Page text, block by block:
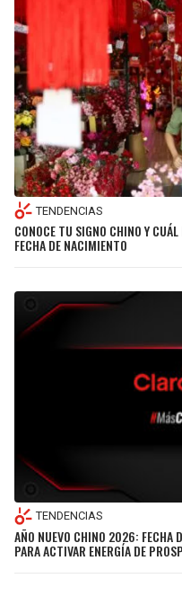
TENDENCIAS
CONOCE TU SIGNO CHINO Y
FECHA DE NACIMIENTO
TENDENCIAS
AÑO NUEVO CHINO 2026: FECHA
PARA ACTIVAR ENERGÍA DE